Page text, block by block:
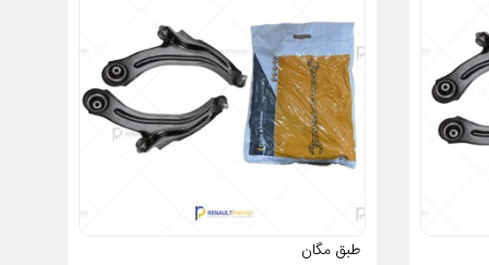
می‌تواند به سیستم جلوبندی، ترمز و ایمنی خودرو آسیب جدی
طبق مگان